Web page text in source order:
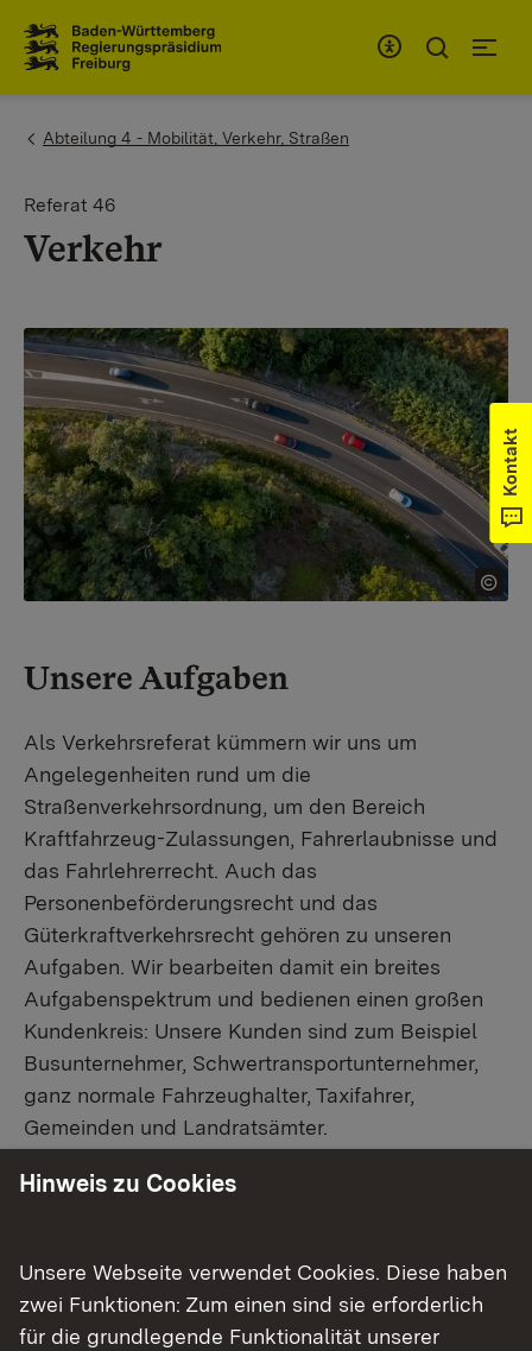
You are here:
Abteilung 4 - Mobilität, Verkehr, Straßen
Referat 46
Verkehr
Kontakt
Unsere Aufgaben
Als Verkehrsreferat kümmern wir uns um
Angelegenheiten rund um die
Straßenverkehrsordnung, um den Bereich
Kraftfahrzeug-Zulassungen, Fahrerlaubnisse und
das Fahrlehrerrecht. Auch das
Personenbeförderungsrecht und das
Güterkraftverkehrsrecht gehören zu unseren
Aufgaben. Wir bearbeiten damit ein breites
Aufgabenspektrum und bedienen einen großen
Kundenkreis: Unsere Kunden sind zum Beispiel
Busunternehmer, Schwertransportunternehmer,
ganz normale Fahrzeughalter, Taxifahrer,
Gemeinden und Landratsämter.
Kraftfahrzeug-Zulassung
Großraum- und Schwertransporte
Hinweis zu Cookies
Unsere Webseite verwendet Cookies. Diese haben
zwei Funktionen: Zum einen sind sie erforderlich
für die grundlegende Funktionalität unserer